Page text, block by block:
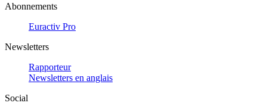
Abonnements
Euractiv Pro
Newsletters
Rapporteur
Newsletters en anglais
Social